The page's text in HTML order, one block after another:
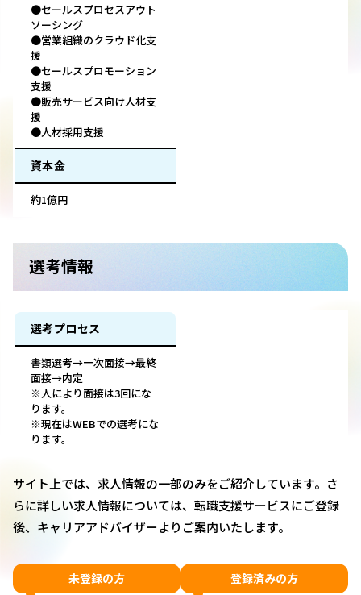
●セールスプロセスアウト
ソーシング
●営業組織のクラウド化支
援
●セールスプロモーション
支援
●販売サービス向け人材支
援
●人材採用支援
資本金
約1億円
選考情報
選考プロセス
書類選考→一次面接→最終
面接→内定
※人により面接は3回にな
ります。
※現在はWEBでの選考にな
ります。
サイト上では、求人情報の一部のみをご紹介しています。さ
らに詳しい求人情報については、転職支援サービスにご登録
後、キャリアアドバイザーよりご案内いたします。
未登録の方 登録済みの方